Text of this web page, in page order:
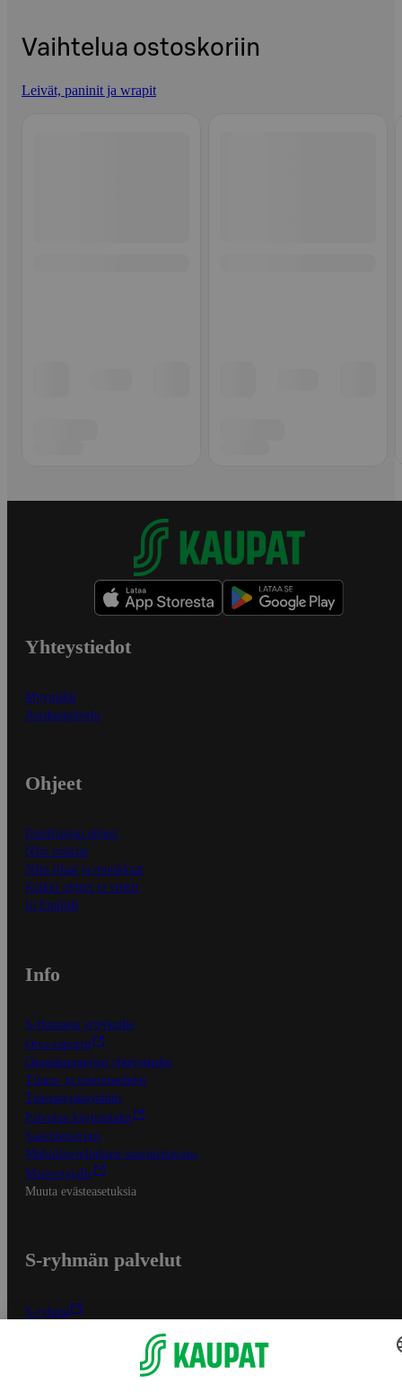
Vaihtelua ostoskoriin
Leivät, paninit ja wrapit
Yhteystiedot
Myymälät
Asiakaspalvelu
Ohjeet
Ensitilaajan ohjeet
Näin maksat
Näin tilaat ja muokkaat
Kaikki ohjeet ja vinkit
In English
Info
S-Business yrityksille
Oiva-raportit
Osuuskauppojen yhteystiedot
Tilaus- ja toimitusehdot
Tietosuojakäytäntö
Palvelun käyttöehdot
Saavutettavuus
Mobiilisovelluksen saavutettavuus
Mainostajalle
Muuta evästeasetuksia
S-ryhmän palvelut
S-ryhmä
Yhteishyvä Ruoka -sovellus